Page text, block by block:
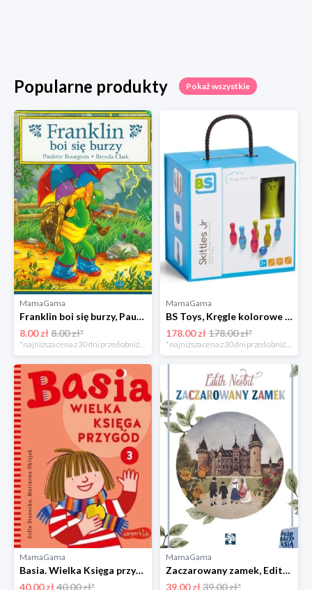
Popularne produkty Pokaż wszystkie
MamaGama
Franklin boi się burzy, Paulette Bourgeois, Brenda Clark Wydawnictwo debit
8.00 zł8.00 zł*
MamaGama
BS Toys, Kręgle kolorowe Bs toys
178.00 zł178.00 zł*
MamaGama
Basia. Wielka Księga przygód. Część 3, Marianna Oklejak, Zofia Stanecka Wydawnictwo egmont
40.00 zł40.00 zł*
MamaGama
Zaczarowany zamek, Edith Nesbit Wydawnictwo muchomor
39.00 zł39.00 zł*